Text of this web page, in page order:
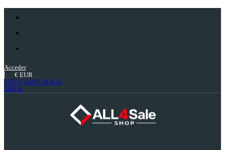
Acceder
€ EUR
EUR € GBP £ PLN zł
SEK kr